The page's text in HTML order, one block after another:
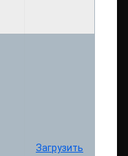
Загрузить